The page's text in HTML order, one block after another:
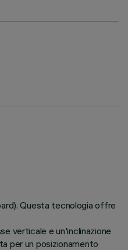
Questa tecnologia offre
verticale e un'inclinazione
per un posizionamento